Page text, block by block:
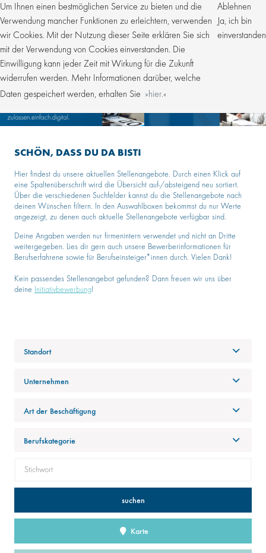
Um Ihnen einen bestmöglichen Service zu bieten und die
Verwendung mancher Funktionen zu erleichtern, verwenden
wir Cookies. Mit der Nutzung dieser Seite erklären Sie sich
mit der Verwendung von Cookies einverstanden. Die
Einwilligung kann jeder Zeit mit Wirkung für die Zukunft
widerrufen werden. Mehr Informationen darüber, welche
Daten gespeichert werden, erhalten Sie
hier.
Ablehnen
Ja, ich bin
einverstanden
SCHÖN, DASS DU DA BIST!
Hier findest du unsere aktuellen Stellenangebote. Durch einen Klick auf
eine Spaltenüberschrift wird die Übersicht auf-/absteigend neu sortiert.
Über die verschiedenen Suchfelder kannst du die Stellenangebote nach
deinen Wünschen filtern. In den Auswahlboxen bekommst du nur Werte
angezeigt, zu denen auch aktuelle Stellenangebote verfügbar sind.
Deine Angaben werden nur firmenintern verwendet und nicht an Dritte
weitergegeben. Lies dir gern auch unsere Bewerberinformationen für
Berufserfahrene sowie für Berufseinsteiger*innen durch. Vielen Dank!
Kein passendes Stellenangebot gefunden? Dann freuen wir uns über
deine
Initiativbewerbung!
Standort
Unternehmen
Art der Beschäftigung
Berufskategorie
Karte
suchen